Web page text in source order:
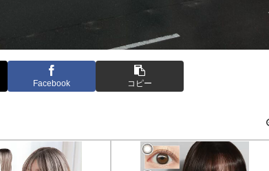
Facebook コピー